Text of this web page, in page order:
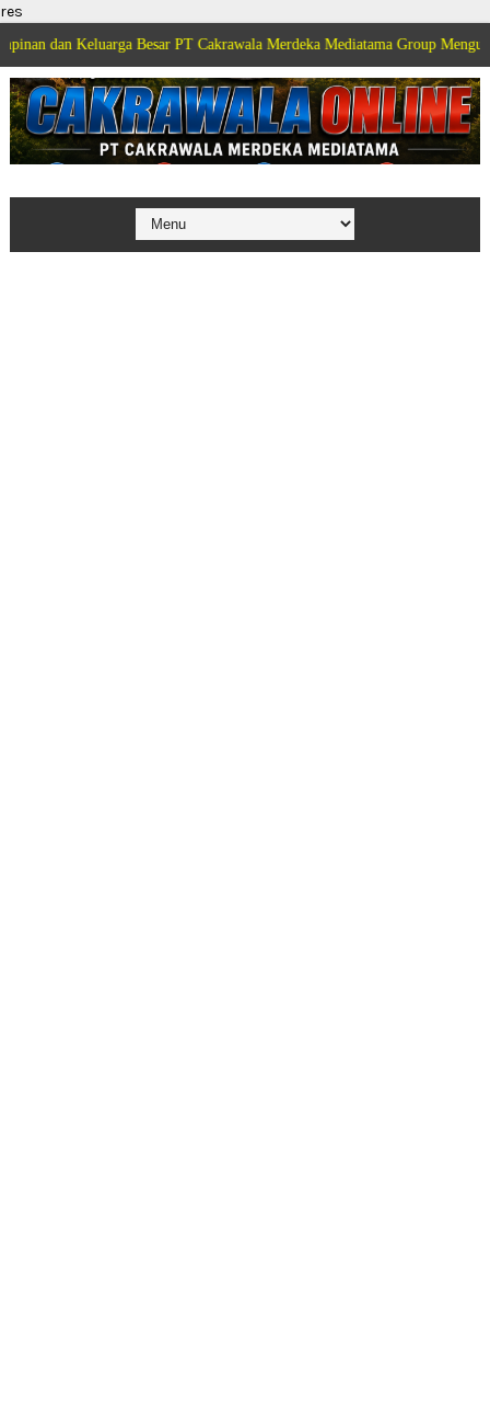
res
Besar PT Cakrawala Merdeka Mediatama Group Mengucapkan